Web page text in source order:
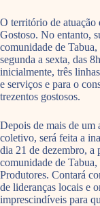
O território de
Gostoso. No entanto,
comunidade de
segunda a sexta, das
inicialmente, três
e serviços e para o
trezentos gostosos.
Depois de mais de um
coletivo, será feita a
dia 21 de dezembro, a
comunidade de
Produtores. Contará
de lideranças locais e
imprescindíveis para